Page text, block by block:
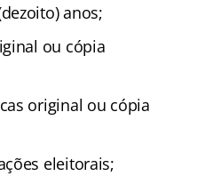
anos;
ou cópia
original ou cópia
eleitorais;